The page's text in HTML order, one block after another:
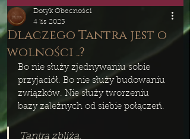
Dlaczego Tantra jest o
wolności ..?
Dotyk Obecności
4 lis 2023
Bo nie służy zjednywaniu sobie
przyjaciół. Bo nie służy budowaniu
związków. Nie służy tworzeniu
bazy zależnych od siebie połączeń.
Tantra zbliża.